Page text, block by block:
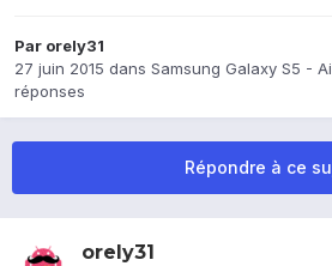
Par orely31
27 juin 2015 dans Samsung Galaxy S5 -
réponses
Répondre à ce
orely31